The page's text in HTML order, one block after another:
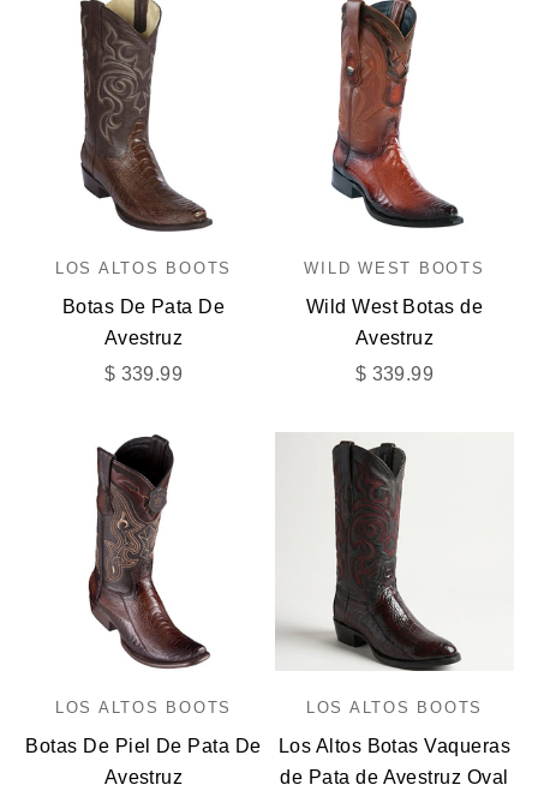
LOS ALTOS BOOTS
Botas De Pata De
Avestruz
Precio de oferta
$ 339.99
WILD WEST BOOTS
Wild West Botas de
Avestruz
Precio de oferta
$ 339.99
LOS ALTOS BOOTS
Botas De Piel De Pata De
Avestruz
LOS ALTOS BOOTS
Los Altos Botas Vaqueras
de Pata de Avestruz Oval